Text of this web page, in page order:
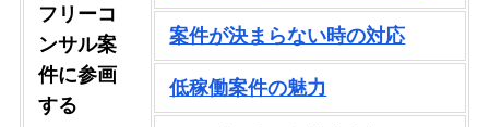
フリーコ
ンサル案
件に参画
する
案件が決まらない時の対応
低稼働案件の魅力